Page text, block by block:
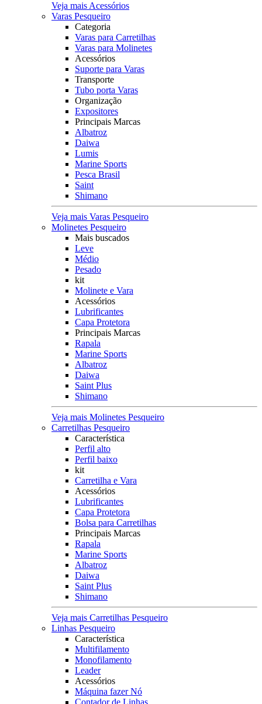
Veja mais Acessórios
Varas Pesqueiro
Categoria
Varas para Carretilhas
Varas para Molinetes
Acessórios
Suporte para Varas
Transporte
Tubo porta Varas
Organização
Expositores
Principais Marcas
Albatroz
Daiwa
Lumis
Marine Sports
Pesca Brasil
Saint
Shimano
Veja mais Varas Pesqueiro
Molinetes Pesqueiro
Mais buscados
Leve
Médio
Pesado
kit
Molinete e Vara
Acessórios
Lubrificantes
Capa Protetora
Principais Marcas
Rapala
Marine Sports
Albatroz
Daiwa
Saint Plus
Shimano
Veja mais Molinetes Pesqueiro
Carretilhas Pesqueiro
Característica
Perfil alto
Perfil baixo
kit
Carretilha e Vara
Acessórios
Lubrificantes
Capa Protetora
Bolsa para Carretilhas
Principais Marcas
Rapala
Marine Sports
Albatroz
Daiwa
Saint Plus
Shimano
Veja mais Carretilhas Pesqueiro
Linhas Pesqueiro
Característica
Multifilamento
Monofilamento
Leader
Acessórios
Máquina fazer Nó
Contador de Linhas